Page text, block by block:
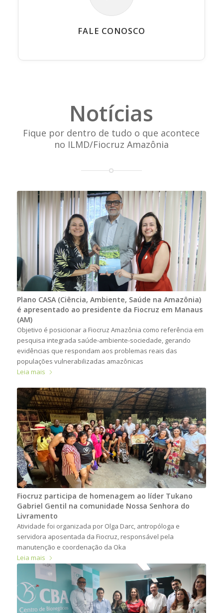
FALE CONOSCO
Notícias
Fique por dentro de tudo o que acontece
no ILMD/Fiocruz Amazônia
Plano CASA (Ciência, Ambiente, Saúde na Amazônia)
é apresentado ao presidente da Fiocruz em Manaus
(AM)
Objetivo é posicionar a Fiocruz Amazônia como referência em
pesquisa integrada saúde-ambiente-sociedade, gerando
evidências que respondam aos problemas reais das
populações vulnerabilizadas amazônicas
Leia mais
Fiocruz participa de homenagem ao líder Tukano
Gabriel Gentil na comunidade Nossa Senhora do
Livramento
Atividade foi organizada por Olga Darc, antropóloga e
servidora aposentada da Fiocruz, responsável pela
manutenção e coordenação da Oka
Leia mais